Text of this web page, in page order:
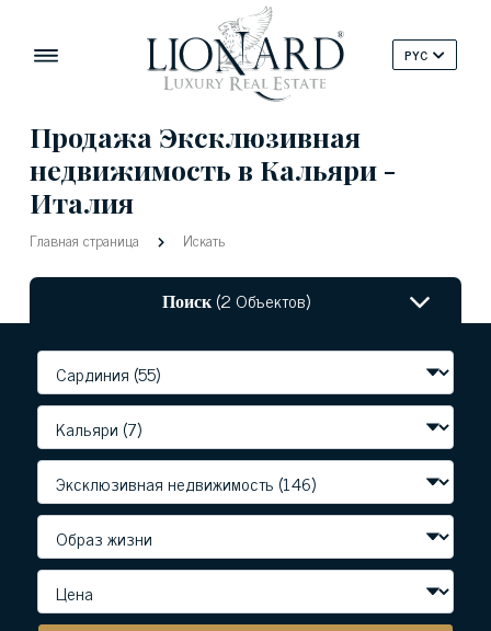
PYC
Продажа Эксклюзивная
недвижимость в Кальяри -
Италия
Главная страница Искать
Поиск(2 Объектов)